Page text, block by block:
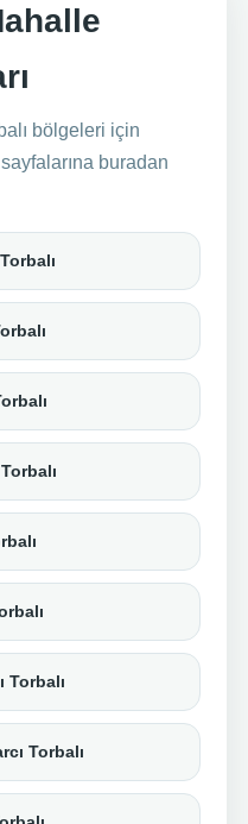
bölgeleri için
buradan
Torbalı
Torbalı